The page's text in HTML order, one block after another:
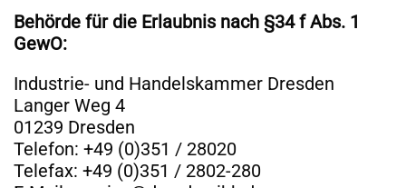
Behörde für die Erlaubnis nach §34 f Abs. 1
GewO:
Industrie- und Handelskammer Dresden
Langer Weg 4
01239 Dresden
Telefon: +49 (0)351 / 28020
Telefax: +49 (0)351 / 2802-280